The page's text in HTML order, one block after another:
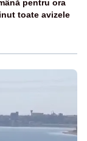
pentru ora
toate avizele